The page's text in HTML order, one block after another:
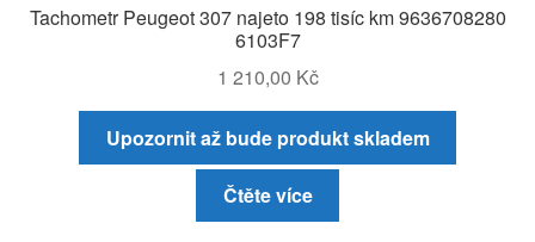
Tachometr Peugeot 307 najeto 198 tisíc km 9636708280
6103F7
1 210,00 Kč
Upozornit až bude produkt skladem
Čtěte více